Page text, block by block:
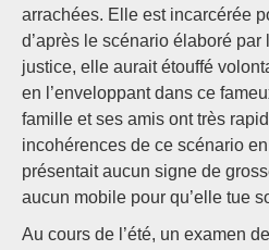
arrachées. Elle est incarcérée
d’après le scénario élaboré
justice, elle aurait étouffé
en l’enveloppant dans ce
famille et ses amis ont très
incohérences de ce scénario
présentait aucun signe de
aucun mobile pour qu’elle tue
Au cours de l’été, un examen